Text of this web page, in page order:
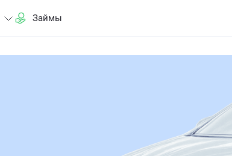
Займы